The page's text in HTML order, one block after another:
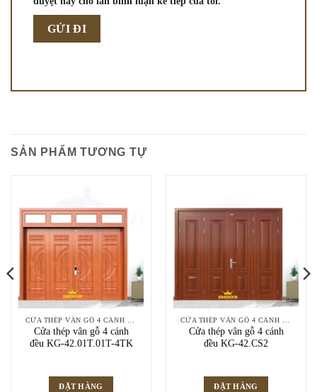
SẢN PHẨM TƯƠNG TỰ
Cửa thép vân gỗ 4 cánh
đều KG-42.01T.01T-4TK
ĐẶT HÀNG
Cửa thép vân gỗ 4 cánh
đều KG-42.CS2
ĐẶT HÀNG